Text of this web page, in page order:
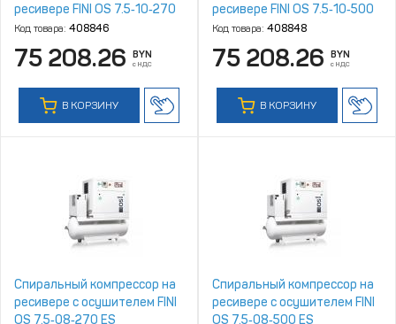
ресивере FINI OS 7.5‑10‑270
Код товара: 408846
75 208.26 BYN
с НДС
В КОРЗИНУ
ресивере FINI OS 7.5‑10‑500
Код товара: 408848
75 208.26 BYN
с НДС
В КОРЗИНУ
Спиральный компрессор на
ресивере с осушителем FINI
OS 7.5‑08‑270 ES
Спиральный компрессор на
ресивере с осушителем FINI
OS 7.5‑08‑500 ES